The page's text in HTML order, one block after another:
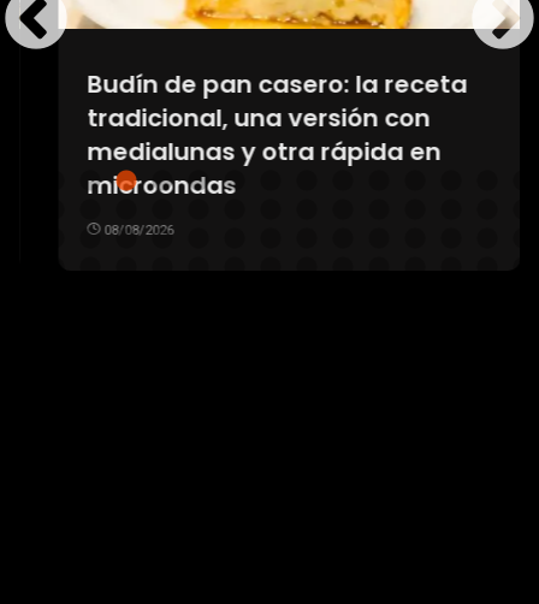
Budín de pan casero: la receta
tradicional, una versión con
medialunas y otra rápida en
microondas
08/08/2026